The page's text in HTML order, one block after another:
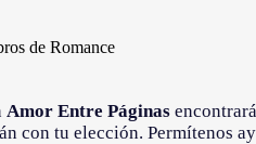
de Romance
Amor Entre Páginas
con tu elección.